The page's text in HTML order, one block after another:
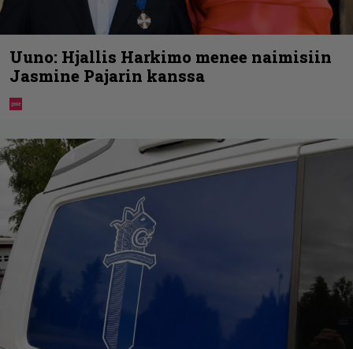
Uuno: Hjallis Harkimo menee naimisiin
Jasmine Pajarin kanssa